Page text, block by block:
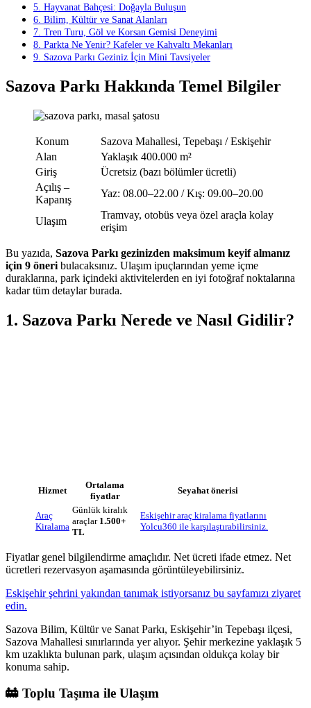
5. Hayvanat Bahçesi: Doğayla Buluşun
6. Bilim, Kültür ve Sanat Alanları
7. Tren Turu, Göl ve Korsan Gemisi Deneyimi
8. Parkta Ne Yenir? Kafeler ve Kahvaltı Mekanları
9. Sazova Parkı Geziniz İçin Mini Tavsiyeler
Sazova Parkı Hakkında Temel Bilgiler
Konum
Sazova Mahallesi, Tepebaşı / Eskişehir
Alan
Yaklaşık 400.000 m²
Giriş
Ücretsiz (bazı bölümler ücretli)
Açılış –
Kapanış
Yaz: 08.00–22.00 / Kış: 09.00–20.00
Ulaşım
Tramvay, otobüs veya özel araçla kolay
erişim
Bu yazıda, Sazova Parkı gezinizden maksimum keyif almanız
için 9 öneri bulacaksınız. Ulaşım ipuçlarından yeme içme
duraklarına, park içindeki aktivitelerden en iyi fotoğraf noktalarına
kadar tüm detaylar burada.
1. Sazova Parkı Nerede ve Nasıl Gidilir?
Hizmet
Ortalama
fiyatlar
Seyahat önerisi
Araç
Kiralama
Günlük kiralık
araçlar1.500+
TL
Eskişehir araç kiralama fiyatlarını
Yolcu360 ile karşılaştırabilirsiniz.
Fiyatlar genel bilgilendirme amaçlıdır. Net ücreti ifade etmez. Net
ücretleri rezervasyon aşamasında görüntüleyebilirsiniz.
Eskişehir şehrini yakından tanımak istiyorsanız bu sayfamızı ziyaret
edin.
Sazova Bilim, Kültür ve Sanat Parkı, Eskişehir’in Tepebaşı ilçesi,
Sazova Mahallesi sınırlarında yer alıyor. Şehir merkezine yaklaşık 5
km uzaklıkta bulunan park, ulaşım açısından oldukça kolay bir
konuma sahip.
🚋 Toplu Taşıma ile Ulaşım